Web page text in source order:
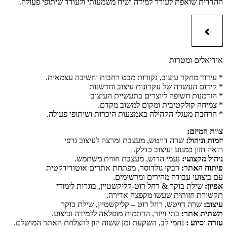
ההדדית שואפת לעורר למידה ושיח משמעותי ולעודד שיתופי פעולה.
אידיאלים ומטרות
* עידוד מחקר עיצוב, נקודות מבט רחבות וחשיבה עצמאית.
* קידום העשרה של עקרונות עיצוב וחדשנות
* הזדמנות חשיפה ליוצרים בתעשיית העיצוב
* צמיחה קולקטיבית ומקום למשוב מקדם.
* הרחבת מעגלי הקהילה באמצעות היכרות ושיתופי פעולה.
צוות המיזם:
יזמות וניהול: שרה דויטש, מעצבת ומרצה לעיצוב גרפי
רואה חזון כמנוע ועיצוב כדלק.
ניהול מקצועי: נעמי הרוש, מעצבת חווית משתמש.
פיתוח האתר: רבקי גולדוסר, מפתחת אתרים אוטודידקטית
עם ביצועי עבודה מהירים ומרשימים.
אפיון: שילת בוקר & רחל רוט-קליקשטיין, בוגרות לימודי
תקשורת חזותית שעשו מקפצה אדירה.
עיצוב: שרה דויטש, רחל רוט – קליקשטיין, שילת בוקר
תשתית אתר: בתי וייזר, הרתמות מופלאה ללמידה וביצוע.
עזרה וסיוע : נחמי לב, השקעת זמן ששוה הון להצלחת האתר המושלם.